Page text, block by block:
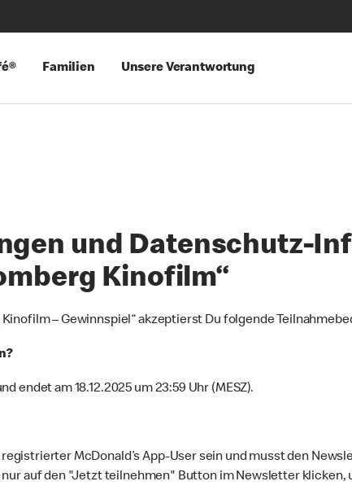
Familien Unsere Verantwortung
und Datenschutz-
Kinofilm“
– Gewinnspiel“ akzeptierst Du folgende
endet am 18.12.2025 um 23:59 Uhr (MESZ).
McDonald’s App-User sein und musst den
auf den "Jetzt teilnehmen" Button im Newsletter klicken,